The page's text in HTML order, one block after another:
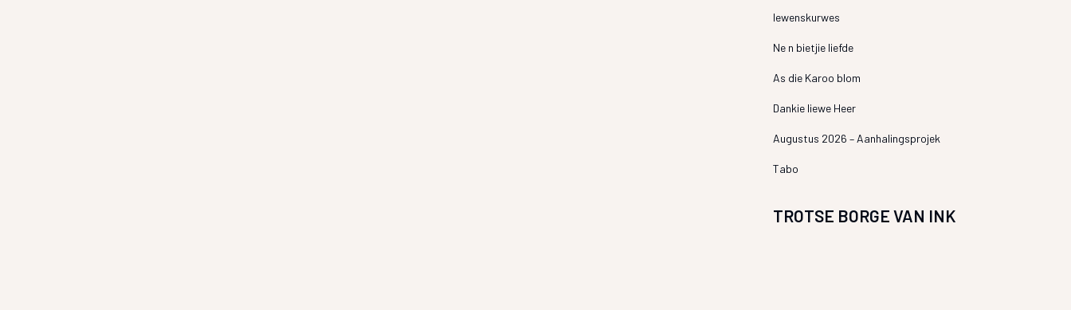
lewenskurwes
Ne n bietjie liefde
As die Karoo blom
Dankie liewe Heer
Augustus 2026 – Aanhalingsprojek
Tabo
TROTSE BORGE VAN INK